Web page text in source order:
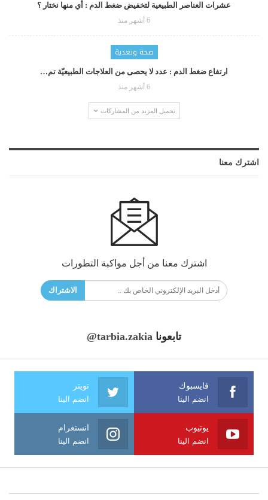
عشرات العناصر الطبيعية لتخفيض ضغط الدم : أي منها نختار ؟
6 أشهر منذ
صحة وتغذية
ارتفاع ضغط الدم : عدد لا يحصى من العلاجات الطبيعيّة تم…
6 أشهر منذ
تحميل المزيد من المشاركات
اشترك معنا
اشترك معنا من أجل مواكبة التطورات
الاشتراك
تابعونا @tarbia.zakia
فايسبوك
انضم الينا
تويتر
انضم الينا
يوتيوب
انضم الينا
انستغرام
انضم الينا